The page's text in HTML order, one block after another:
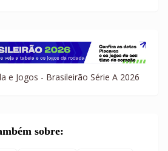
e Jogos - Brasileirão Série A 2026
sobre: